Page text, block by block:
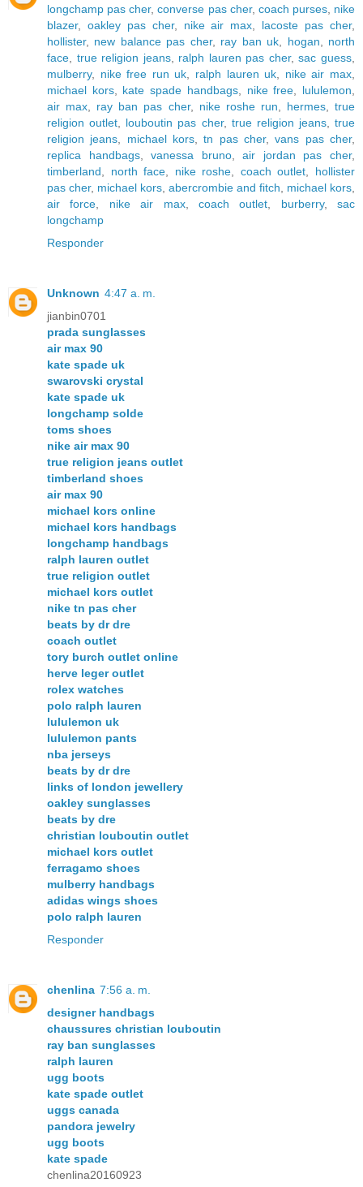
longchamp pas cher,converse pas cher, coach purses, nike
blazer, oakley pas cher, nike air max lacoste pas cher,
hollister, new balance pas cher, ray ban uk hogan
north
face
true religion jeans, ralph lauren pas cher,sac guess
mulberry, nike free run uk ralph lauren uk nike air max
michael kors, kate spade handbags, nike free lululemon
air max
ray ban pas cher, nike roshe run hermes,true
religion outlet
louboutin pas cher, true religion jeans, true
religion jeans
michael kors ,tn pas cher,vans pas cher,
replica handbags,vanessa bruno,air jordan pas cher,
timberland
north face nike roshe coach outlet
hollister
pas cher, michael kors abercrombie and fitch michael kors
air force
nike air max, coach outlet burberry, sac
longchamp
Responder
Unknown 4:47 a. m.
jianbin0701
prada sunglasses
air max 90
kate spade uk
swarovski crystal
kate spade uk
longchamp solde
toms shoes
nike air max 90
true religion jeans outlet
timberland shoes
air max 90
michael kors online
michael kors handbags
longchamp handbags
ralph lauren outlet
true religion outlet
michael kors outlet
nike tn pas cher
beats by dr dre
coach outlet
tory burch outlet online
herve leger outlet
rolex watches
polo ralph lauren
lululemon uk
lululemon pants
nba jerseys
beats by dr dre
links of london jewellery
oakley sunglasses
beats by dre
christian louboutin outlet
michael kors outlet
ferragamo shoes
mulberry handbags
adidas wings shoes
polo ralph lauren
Responder
chenlina 7:56 a. m.
designer handbags
chaussures christian louboutin
ray ban sunglasses
ralph lauren
ugg boots
kate spade outlet
uggs canada
pandora jewelry
ugg boots
kate spade
chenlina20160923